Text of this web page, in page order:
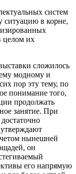
систем
ситуацию в корне,
целом их
сложилось
модному и
пор эту тему, по
понимание того,
продолжать
занятие. При
нынешней
он
его напрямую